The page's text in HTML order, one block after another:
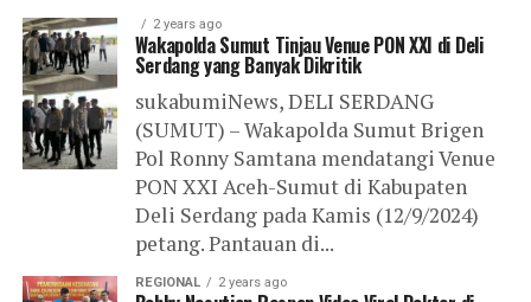
2 years ago
Wakapolda Sumut Tinjau Venue PON XXI di Deli
Serdang yang Banyak Dikritik
sukabumiNews, DELI SERDANG
(SUMUT) – Wakapolda Sumut Brigen
Pol Ronny Samtana mendatangi Venue
PON XXI Aceh-Sumut di Kabupaten
Deli Serdang pada Kamis (12/9/2024)
petang. Pantauan di...
REGIONAL 2 years ago